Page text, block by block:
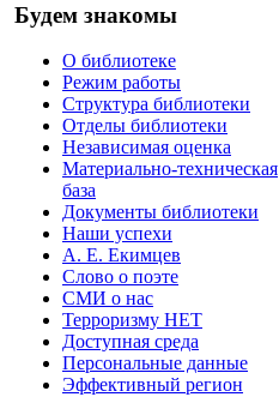
Будем знакомы
О библиотеке
Режим работы
Структура библиотеки
Отделы библиотеки
Независимая оценка
Материально-техническая
база
Документы библиотеки
Наши успехи
А. Е. Екимцев
Слово о поэте
СМИ о нас
Терроризму НЕТ
Доступная среда
Персональные данные
Эффективный регион